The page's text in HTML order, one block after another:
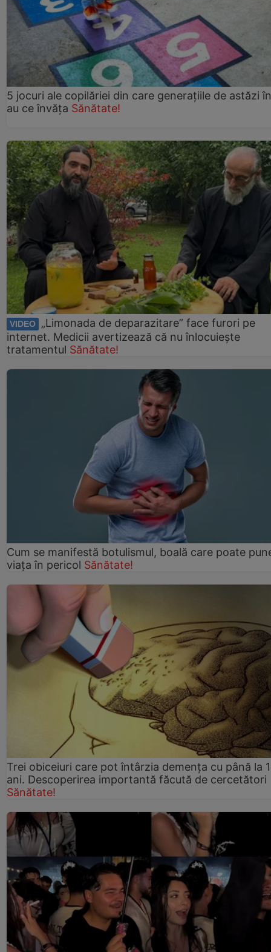
5 jocuri ale copilăriei din care generațiile de astăzi
au ce învăța Sănătate!
VIDEO
„Limonada de deparazitare” face furori pe
internet. Medicii avertizează că nu înlocuiește
tratamentul Sănătate!
Cum se manifestă botulismul, boală care poate
viaţa în pericol Sănătate!
Trei obiceiuri care pot întârzia demența cu până la
ani. Descoperirea importantă făcută de cercetători
Sănătate!